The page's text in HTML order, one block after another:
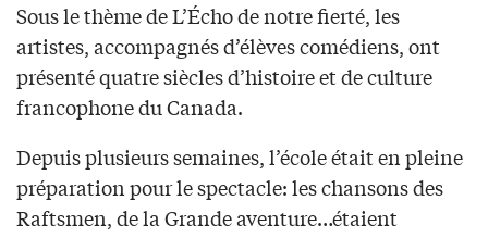
Sous le thème de L’Écho de notre fierté, les
artistes, accompagnés d’élèves comédiens, ont
présenté quatre siècles d’histoire et de culture
francophone du Canada.
Depuis plusieurs semaines, l’école était en pleine
préparation pour le spectacle: les chansons des
Raftsmen, de la Grande aventure…étaient